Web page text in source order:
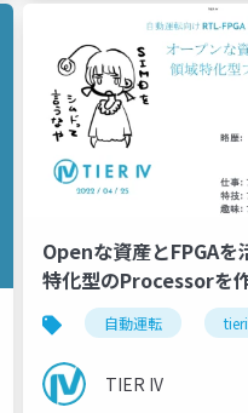
fpga rtl
Openな資産とFPGAを
特化型のProcessorを
自動運転
TIER IV